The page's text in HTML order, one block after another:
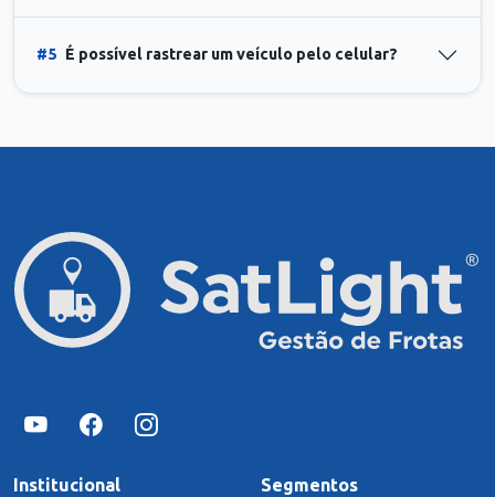
#5 É possível rastrear um veículo pelo celular?
Institucional Segmentos